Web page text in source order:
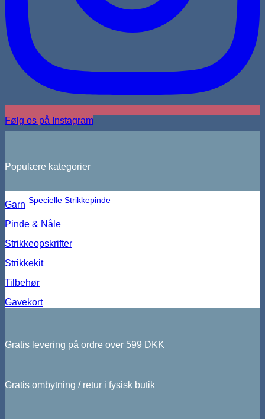
Specielle Strikkepinde
Følg os på Instagram
Populære kategorier
Garn
Pinde & Nåle
Strikkeopskrifter
Strikkekit
Tilbehør
Gavekort
Gratis levering på ordre over 599 DKK
Gratis ombytning / retur i fysisk butik